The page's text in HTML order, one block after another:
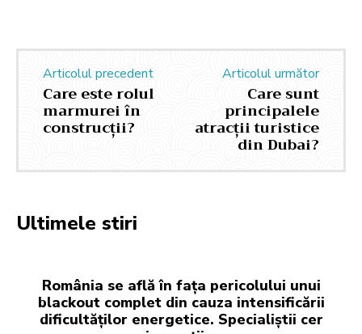
Articolul precedent
Care este rolul
marmurei în
construcții?
Articolul următor
Care sunt
principalele
atracții turistice
din Dubai?
Ultimele stiri
România se află în fața pericolului unui
blackout complet din cauza intensificării
dificultăților energetice. Specialiștii cer